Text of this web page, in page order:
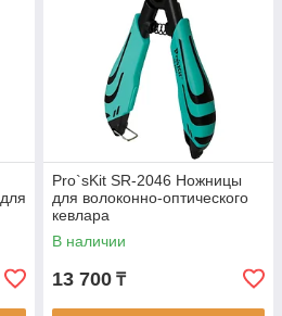
Pro`sKit SR-2046 Ножницы
для волоконно-оптического
кевлара
В наличии
13 700 ₸